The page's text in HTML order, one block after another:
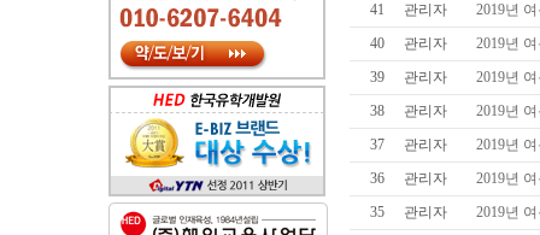
41
관리자
2019년
40
관리자
2019년
39
관리자
2019년
38
관리자
2019년
37
관리자
2019년
36
관리자
2019년
35
관리자
2019년